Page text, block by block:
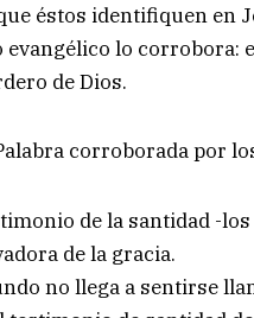
éstos identifiquen en
evangélico lo corrobora:
de Dios.
corroborada por
de la santidad -
de la gracia.
no llega a sentirse